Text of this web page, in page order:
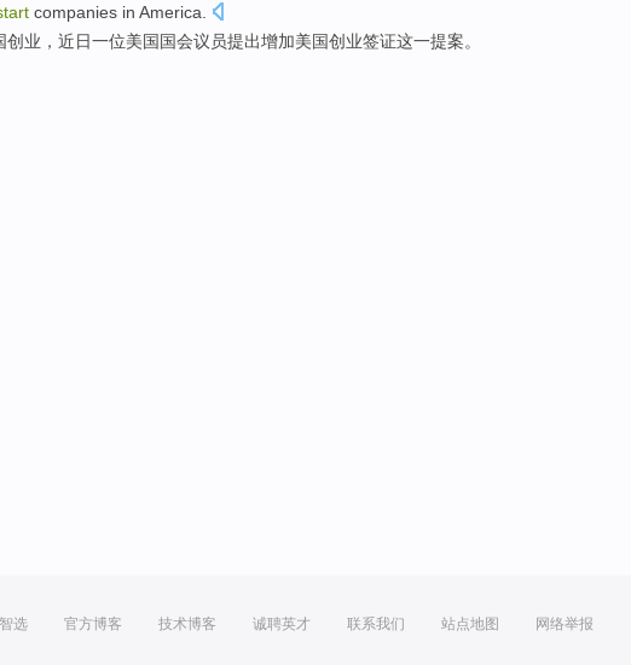
companies in America.
创业 ，近日一位美国 国会议员提出增加美国创业签证这一提案。
选 官方博客 技术博客 诚聘英才 联系我们 站点地图 网络举报